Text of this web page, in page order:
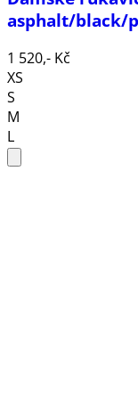
asphalt/black/
1 520,- Kč
XS
S
M
L